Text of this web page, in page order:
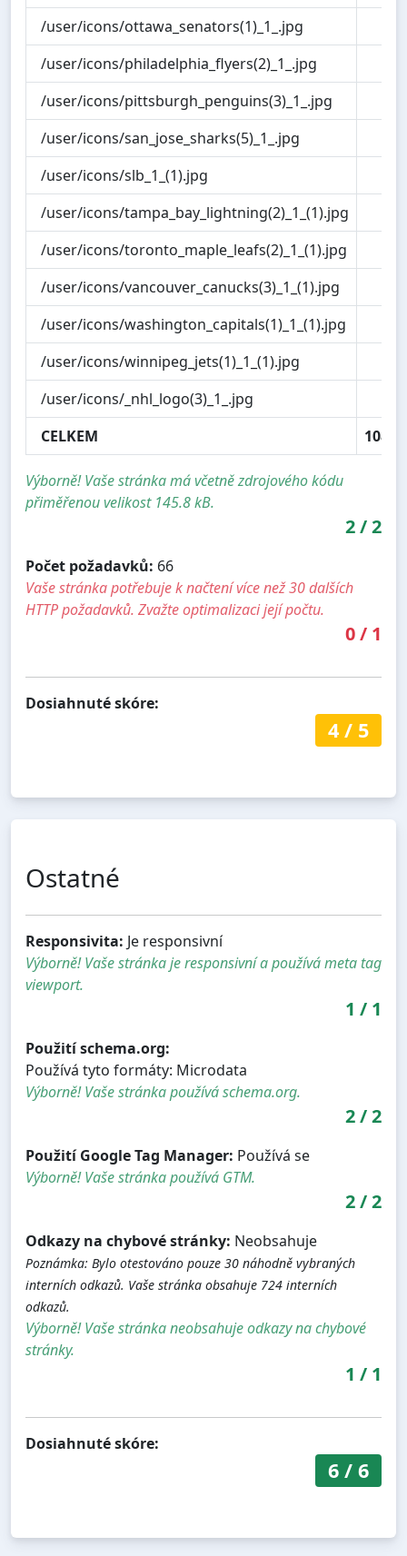
/user/icons/ottawa_senators(1)_1_.jpg
/user/icons/philadelphia_flyers(2)_1_.jpg
/user/icons/pittsburgh_penguins(3)_1_.jpg
/user/icons/san_jose_sharks(5)_1_.jpg
/user/icons/slb_1_(1).jpg
/user/icons/tampa_bay_lightning(2)_1_(1).jpg
/user/icons/toronto_maple_leafs(2)_1_(1).jpg
/user/icons/vancouver_canucks(3)_1_(1).jpg
/user/icons/washington_capitals(1)_1_(1).jpg
/user/icons/winnipeg_jets(1)_1_(1).jpg
/user/icons/_nhl_logo(3)_1_.jpg
CELKEM
108.7
Výborně! Vaše stránka má včetně zdrojového kódu
přiměřenou velikost 145.8 kB.
2/2
Počet požadavků: 66
Vaše stránka potřebuje k načtení více než 30 dalších
HTTP požadavků. Zvažte optimalizaci její počtu.
0/ 1
Dosiahnuté skóre:
4/ 5
Ostatné
Responsivita: Je responsivní
Výborně! Vaše stránka je responsivní a používá meta tag
viewport.
1 / 1
Použití schema.org:
Používá tyto formáty: Microdata
Výborně! Vaše stránka používá schema.org.
2/2
Použití Google Tag Manager: Používá se
Výborně! Vaše stránka používá GTM.
2/2
Odkazy na chybové stránky: Neobsahuje
Poznámka: Bylo otestováno pouze 30 náhodně vybraných
interních odkazů. Vaše stránka obsahuje 724 interních
odkazů.
Výborně! Vaše stránka neobsahuje odkazy na chybové
stránky.
1 / 1
Dosiahnuté skóre:
6/ 6